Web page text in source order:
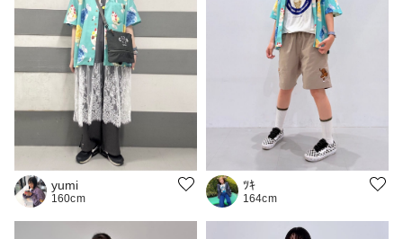
yumi
160cm
ﾂｷ
164cm